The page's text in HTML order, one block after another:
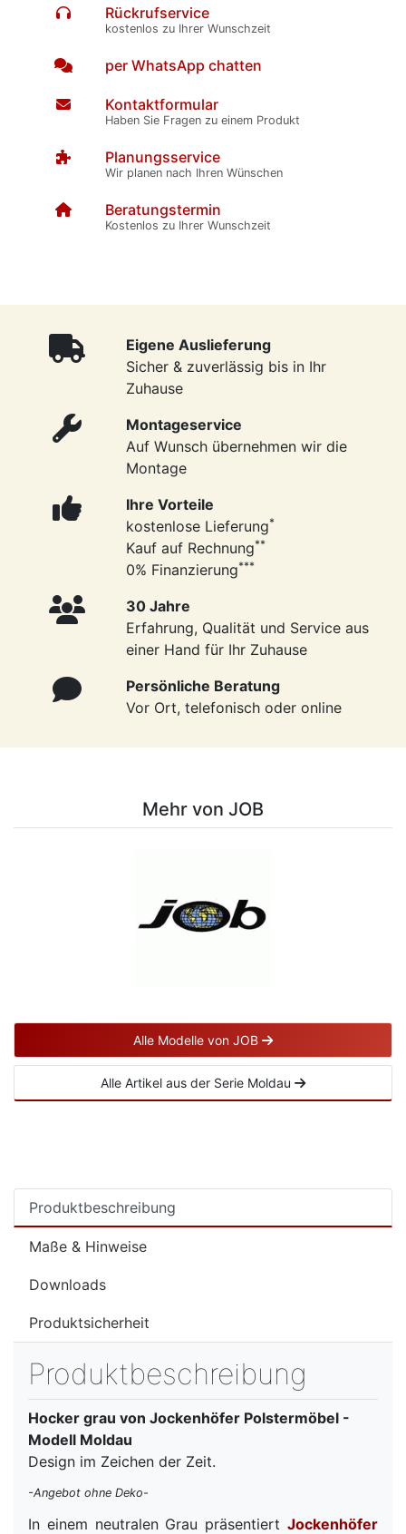
Rückrufservice
kostenlos zu Ihrer Wunschzeit
per WhatsApp chatten
Kontaktformular
Haben Sie Fragen zu einem Produkt
Planungsservice
Wir planen nach Ihren Wünschen
Beratungstermin
Kostenlos zu Ihrer Wunschzeit
Eigene Auslieferung
Sicher & zuverlässig bis in Ihr
Zuhause
Montageservice
Auf Wunsch übernehmen wir die
Montage
Ihre Vorteile
kostenlose Lieferung*
Kauf auf Rechnung**
0% Finanzierung***
30 Jahre
Erfahrung, Qualität und Service aus
einer Hand für Ihr Zuhause
Persönliche Beratung
Vor Ort, telefonisch oder online
Mehr von JOB
Alle Modelle von JOB
Alle Artikel aus der Serie Moldau
Produktbeschreibung
Maße & Hinweise
Downloads
Produktsicherheit
Produktbeschreibung
Hocker grau von Jockenhöfer Polstermöbel -
Modell Moldau
Design im Zeichen der Zeit.
-Angebot ohne Deko-
In einem neutralen Grau präsentiert Jockenhöfer